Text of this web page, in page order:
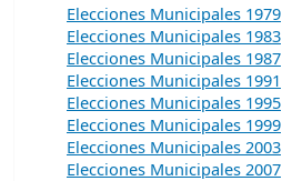
Elecciones Municipales 1979
Elecciones Municipales 1983
Elecciones Municipales 1987
Elecciones Municipales 1991
Elecciones Municipales 1995
Elecciones Municipales 1999
Elecciones Municipales 2003
Elecciones Municipales 2007